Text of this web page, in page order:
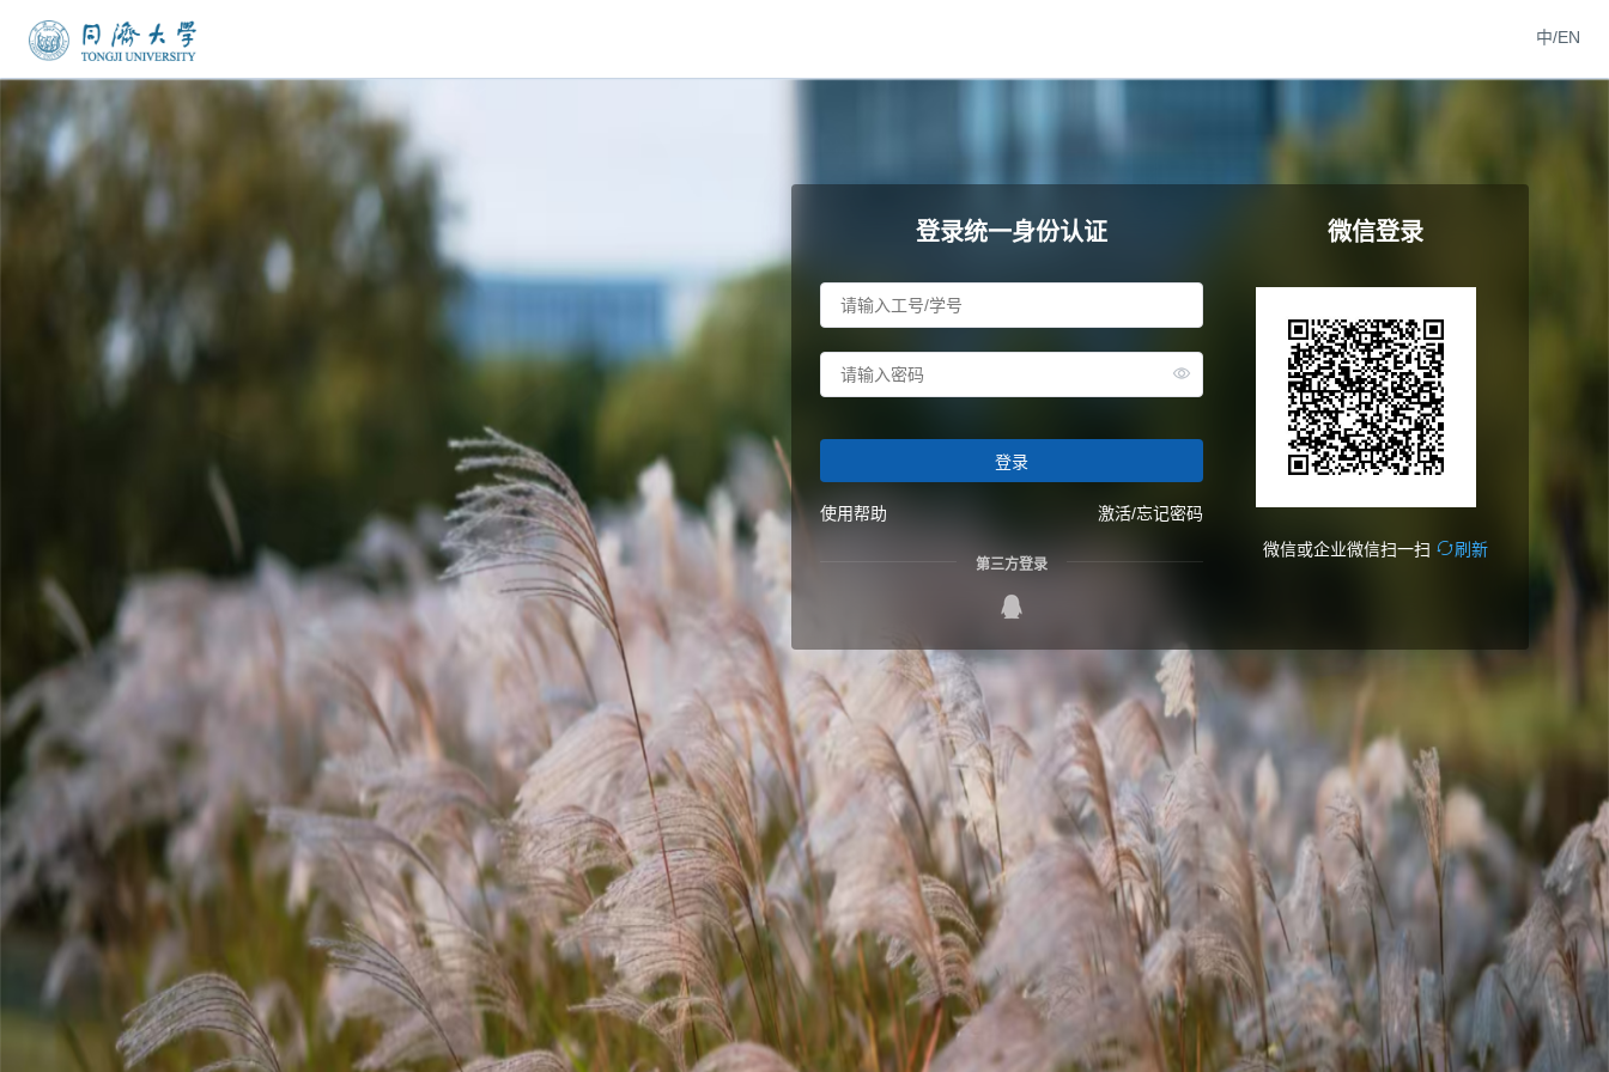
中/EN
登录统一身份认证
登录
使用帮助 激活/忘记密码
微信登录
微信或企业微信扫一扫 刷新
第三方登录